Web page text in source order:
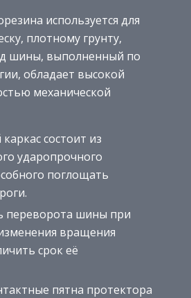
используется для
плотному грунту,
шины, выполненный по
обладает высокой
механической
состоит из
ударопрочного
поглощать
переворота шины при
вращения
срок её
пятна протектора